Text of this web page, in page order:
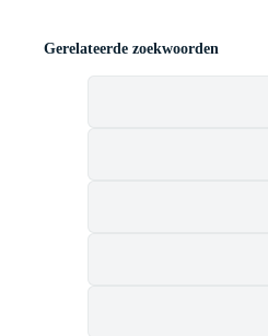
Gerelateerde zoekwoorden